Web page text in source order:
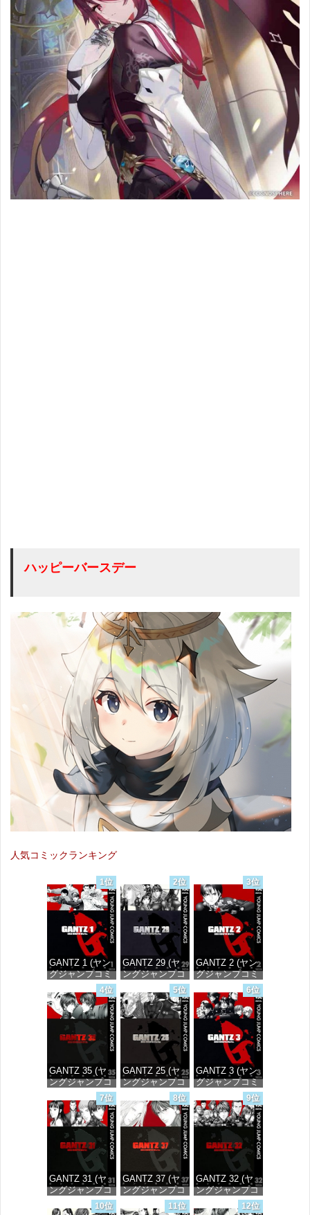
ハッピーバースデー
人気コミックランキング
1位
GANTZ 1 (ヤン
グジャンプコミ
ックスDIGITAL)
価格：¥617
2位
GANTZ 29 (ヤ
ングジャンプコ
DIGITAL)
価格：¥647
3位
GANTZ 2 (ヤン
グジャンプコミ
ックスDIGITAL)
価格：¥617
4位
GANTZ 35 (ヤ
ングジャンプコ
DIGITAL)
価格：¥647
5位
GANTZ 25 (ヤ
ングジャンプコ
DIGITAL)
価格：¥647
6位
GANTZ 3 (ヤン
グジャンプコミ
ックスDIGITAL)
価格：¥617
7位
GANTZ 31 (ヤ
ングジャンプコ
DIGITAL)
8位
GANTZ 37 (ヤ
ングジャンプコ
DIGITAL)
9位
GANTZ 32 (ヤ
ングジャンプコ
DIGITAL)
10位 11位 12位